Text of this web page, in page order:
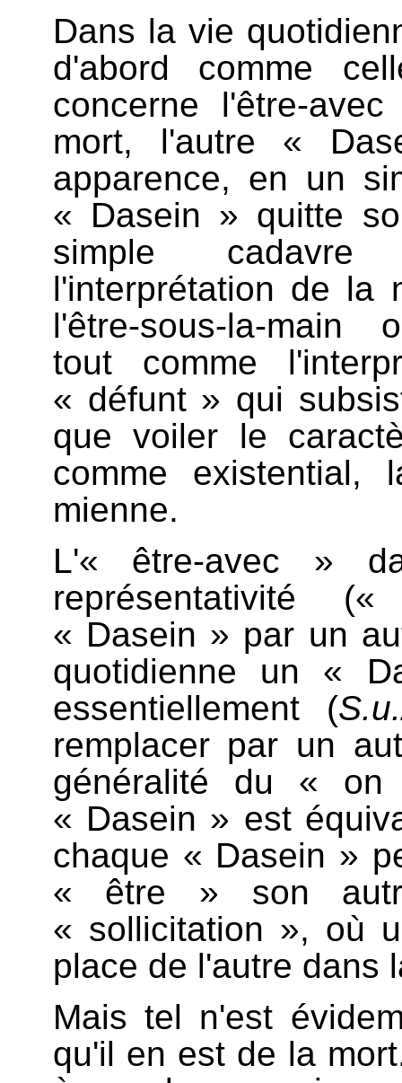
Dans la vie
d'abord comme
concerne l'être-
mort, l'autre «
apparence, en un
« Dasein » quitte
simple cadavre
l'interprétation de la
l'être-sous-la-main
tout comme
« défunt » qui
que voiler le
comme existential,
mienne.
L'« être-avec »
représentativité
« Dasein » par un
quotidienne un «
essentiellement (
remplacer par un
généralité du «
« Dasein » est
chaque « Dasein »
« être » son
« sollicitation », où
place de l'autre dans
Mais tel n'est
qu'il en est de la